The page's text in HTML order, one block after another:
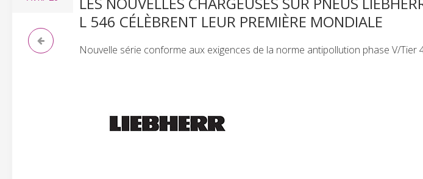
L 546 CÉLÈBRENT LEUR PREMIÈRE MONDIALE
Nouvelle série conforme aux exigences de la norme antipollution phase V/Tier